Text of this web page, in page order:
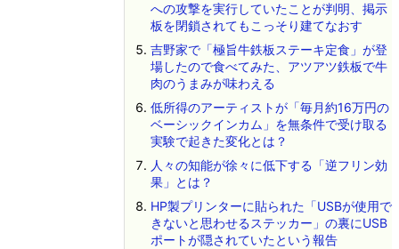
への攻撃を実行していたことが判明、掲示
板を閉鎖されてもこっそり建てなおす
吉野家で「極旨牛鉄板ステーキ定食」が登
場したので食べてみた、アツアツ鉄板で牛
肉のうまみが味わえる
低所得のアーティストが「毎月約16万円の
ベーシックインカム」を無条件で受け取る
実験で起きた変化とは？
人々の知能が徐々に低下する「逆フリン効
果」とは？
HP製プリンターに貼られた「USBが使用で
きないと思わせるステッカー」の裏にUSB
ポートが隠されていたという報告